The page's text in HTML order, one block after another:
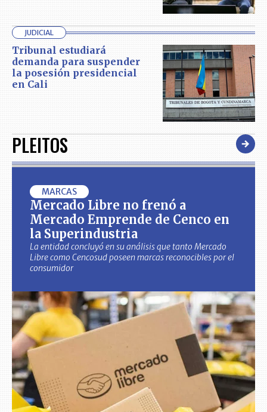
JUDICIAL
Tribunal estudiará
demanda para suspender
la posesión presidencial
en Cali
PLEITOS
MARCAS
Mercado Libre no frenó a
Mercado Emprende de Cenco en
la Superindustria
La entidad concluyó en su análisis que tanto Mercado
Libre como Cencosud poseen marcas reconocibles por el
consumidor